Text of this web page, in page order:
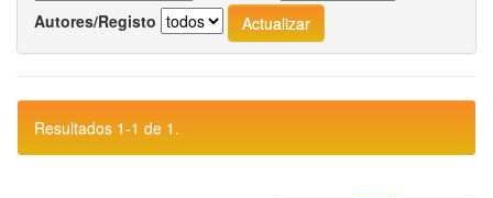
Autores/Registo
Resultados 1-1 de 1.